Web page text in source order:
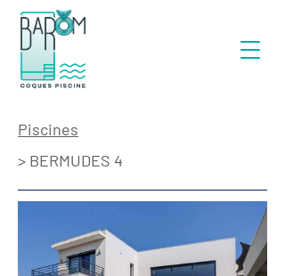
Piscines
> BERMUDES 4